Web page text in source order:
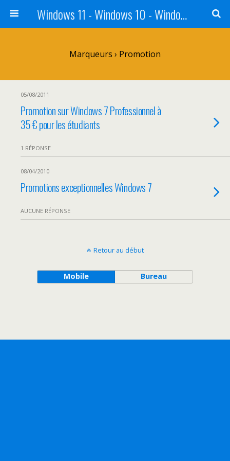
Windows 11 - Windows 10 - Windows 8 - Windows 7 - VISTA
Marqueurs › Promotion
05/08/2011
Promotion sur Windows 7 Professionnel à
35 € pour les étudiants
1 RÉPONSE
08/04/2010
Promotions exceptionnelles Windows 7
AUCUNE RÉPONSE
Retour au début
Mobile Bureau